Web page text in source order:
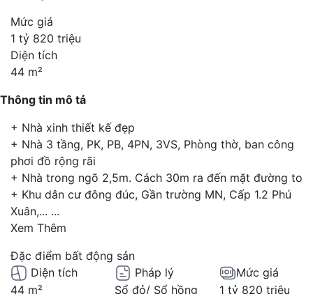
Mức giá
1 tỷ 820 triệu
Diện tích
44 m²
Thông tin mô tả
+ Nhà xinh thiết kế đẹp
+ Nhà 3 tầng, PK, PB, 4PN, 3VS, Phòng thờ, ban công
phơi đồ rộng rãi
+ Nhà trong ngõ 2,5m. Cách 30m ra đến mặt đường to
+ Khu dân cư đông đúc, Gần trường MN, Cấp 1.2 Phú
Xuân,... ...
Xem Thêm
Đặc điểm bất động sản
Diện tích
44 m²
Pháp lý
Sổ đỏ/ Sổ hồng
Mức giá
1 tỷ 820 triệu